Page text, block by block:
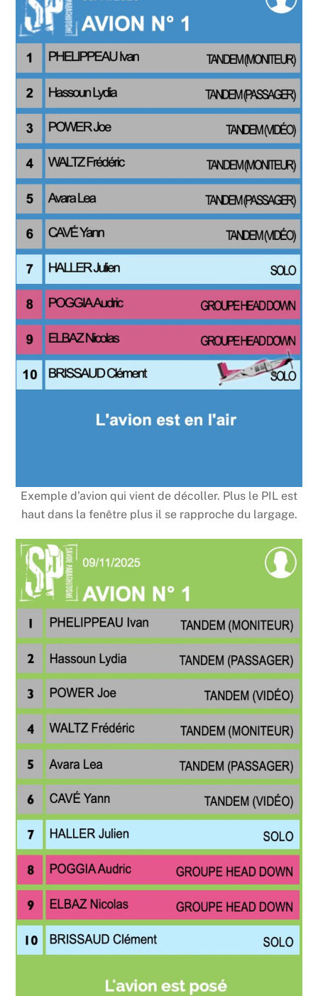
Exemple d’avion qui vient de décoller. Plus le PIL est
haut dans la fenêtre plus il se rapproche du largage.